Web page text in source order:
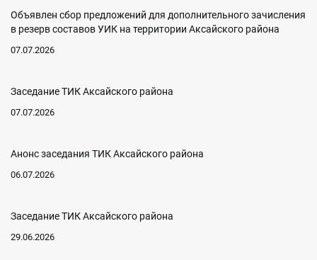
Объявлен сбор предложений для дополнительного зачисления
в резерв составов УИК на территории Аксайского района
07.07.2026
Заседание ТИК Аксайского района
07.07.2026
Анонс заседания ТИК Аксайского района
06.07.2026
Заседание ТИК Аксайского района
29.06.2026